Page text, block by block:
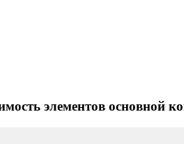
элементов основной